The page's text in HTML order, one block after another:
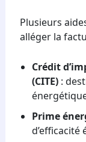
Plusieurs
alléger la
Crédit
(CITE):
Prime
d’efficacité